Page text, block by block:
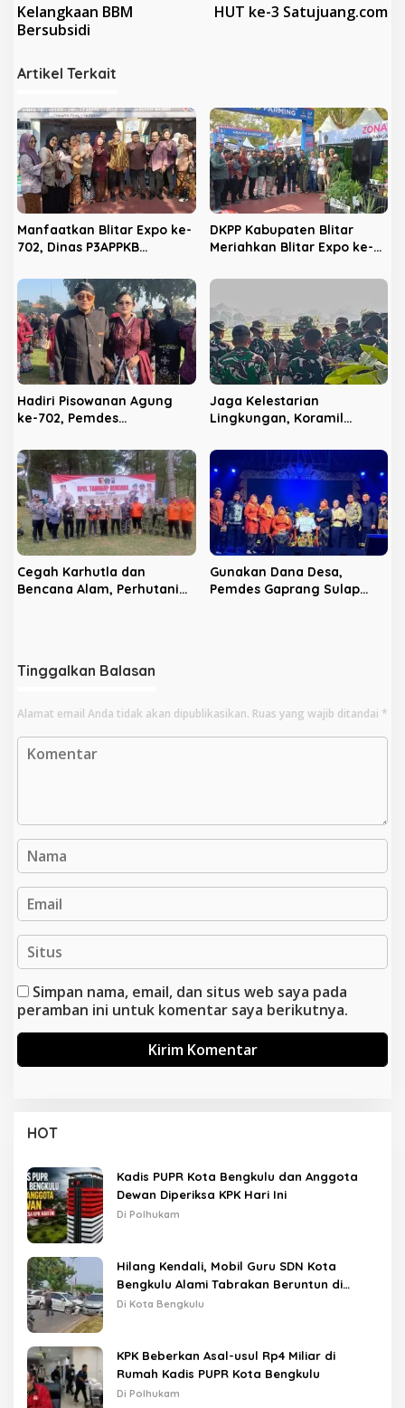
v
i
g
a
s
i
p
o
s
Kelangkaan BBM
Bersubsidi
HUT ke-3 Satujuang.com
Artikel Terkait
Manfaatkan Blitar Expo ke-
702, Dinas P3APPKB
dan Pencegahan
Kekerasan Anak
DKPP Kabupaten Blitar
Meriahkan Blitar Expo ke-
Pertanian Modern dan
Hadiri Pisowanan Agung
ke-702, Pemdes
Ajang Silaturahmi dan
‘Ngasuh Kawruh’
Jaga Kelestarian
Lingkungan, Koramil
TP 533 Gelar Karya Bakti
Cegah Karhutla dan
Bencana Alam, Perhutani
Gunakan Dana Desa,
Pemdes Gaprang Sulap
Tinggalkan Balasan
Alamat email Anda tidak akan dipublikasikan. Ruas yang wajib ditandai *
Simpan nama, email, dan situs web saya pada
peramban ini untuk komentar saya berikutnya.
HOT
Kadis PUPR Kota Bengkulu dan Anggota
Dewan Diperiksa KPK Hari Ini
Di Polhukam
Hilang Kendali, Mobil Guru SDN Kota
Bengkulu Alami Tabrakan Beruntun di
Lampu Merah
Di Kota Bengkulu
KPK Beberkan Asal-usul Rp4 Miliar di
Rumah Kadis PUPR Kota Bengkulu
Di Polhukam